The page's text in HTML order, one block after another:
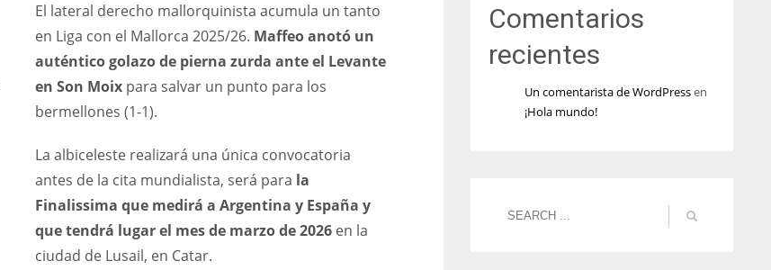
El lateral derecho mallorquinista acumula un tanto
en Liga con el Mallorca 2025/26. Maffeo anotó un
auténtico golazo de pierna zurda ante el Levante
en Son Moixpara salvar un punto para los
bermellones (1-1).
La albiceleste realizará una única convocatoria
antes de la cita mundialista, será para la
Finalissima que medirá a Argentina y España y
que tendrá lugar el mes de marzo de 2026en la
ciudad de Lusail, en Catar.
Comentarios
recientes
Un comentarista de WordPressen
¡Hola mundo!